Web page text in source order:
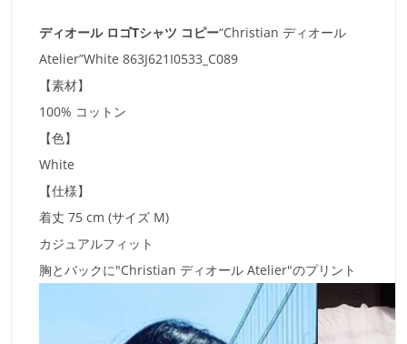
ディオール ロゴTシャツ コピー“Christian ディオール
Atelier”White 863J621I0533_C089
【素材】
100% コットン
【色】
White
【仕様】
着丈 75 cm (サイズ M)
カジュアルフィット
胸とバックに"Christian ディオール Atelier"のプリント